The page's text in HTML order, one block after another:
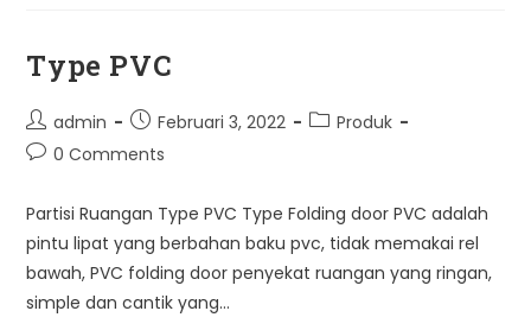
Type PVC
Post
author:
admin
Post
published:
Februari 3, 2022
PostProduk
Post0 Comments
Partisi Ruangan Type PVC Type Folding door PVC adalah
pintu lipat yang berbahan baku pvc, tidak memakai rel
bawah, PVC folding door penyekat ruangan yang ringan,
simple dan cantik yang…